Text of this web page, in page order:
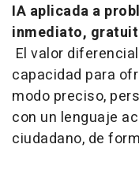
IA aplicada a
inmediato,
El valor
capacidad para
modo preciso,
con un lenguaje
ciudadano, de